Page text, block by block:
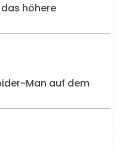
höhere
Man auf dem